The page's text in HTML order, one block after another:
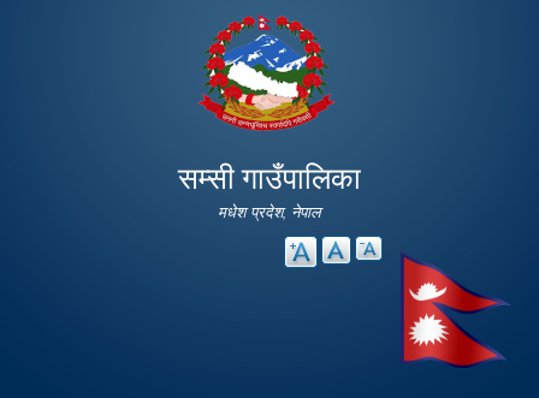
main
content
सम्सी गाउँपालिका
मधेश प्रदेश, नेपाल